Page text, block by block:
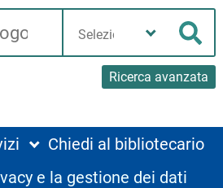
Ricerca avanzata
biblioteca
Chiedi al bibliotecario
e la gestione dei dati